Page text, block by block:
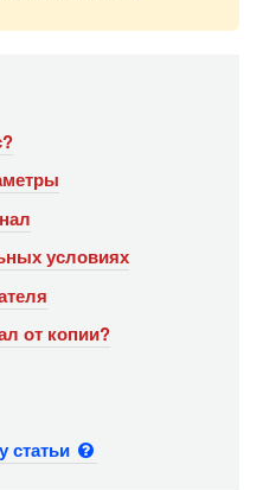
условиях
от копии?
статьи